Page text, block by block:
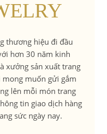
thương hiệu đi đầu
hơn 30 năm kinh
xưởng sản xuất trang
muốn gửi gắm
lên mỗi món trang
tin giao dịch hàng
sức ngày nay.